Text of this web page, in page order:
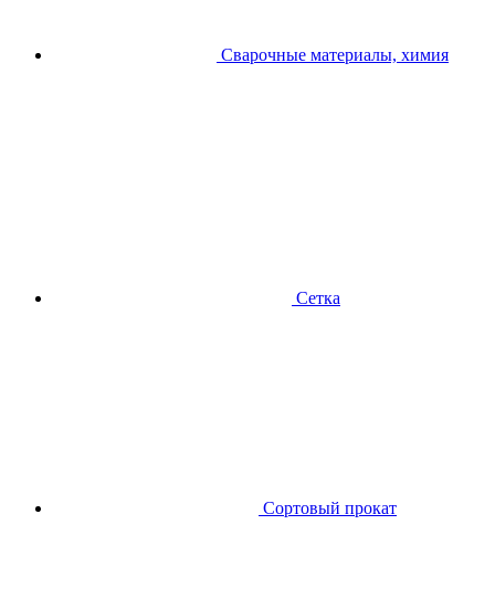
Сварочные материалы, химия
Сетка
Сортовый прокат